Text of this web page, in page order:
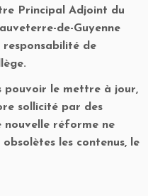
Principal Adjoint du
de-Guyenne
de
pouvoir le mettre à jour,
sollicité par des
nouvelle réforme ne
les contenus, le